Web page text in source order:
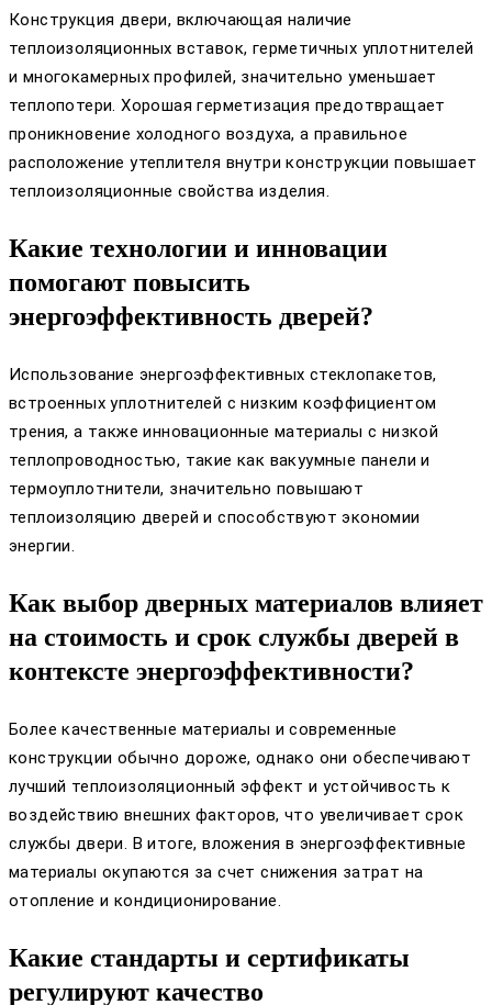
Конструкция двери, включающая наличие
теплоизоляционных вставок, герметичных уплотнителей
и многокамерных профилей, значительно уменьшает
теплопотери. Хорошая герметизация предотвращает
проникновение холодного воздуха, а правильное
расположение утеплителя внутри конструкции повышает
теплоизоляционные свойства изделия.
Какие технологии и инновации
помогают повысить
энергоэффективность дверей?
Использование энергоэффективных стеклопакетов,
встроенных уплотнителей с низким коэффициентом
трения, а также инновационные материалы с низкой
теплопроводностью, такие как вакуумные панели и
термоуплотнители, значительно повышают
теплоизоляцию дверей и способствуют экономии
энергии.
Как выбор дверных материалов влияет
на стоимость и срок службы дверей в
контексте энергоэффективности?
Более качественные материалы и современные
конструкции обычно дороже, однако они обеспечивают
лучший теплоизоляционный эффект и устойчивость к
воздействию внешних факторов, что увеличивает срок
службы двери. В итоге, вложения в энергоэффективные
материалы окупаются за счет снижения затрат на
отопление и кондиционирование.
Какие стандарты и сертификаты
регулируют качество